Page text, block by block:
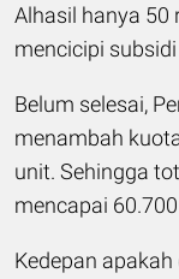
Alhasil hanya 50
mencicipi
Belum selesai,
menambah
unit. Sehingga
mencapai
Kedepan